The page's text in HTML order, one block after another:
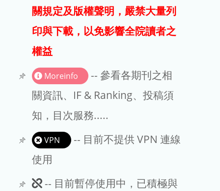
試用
文章處理費
EndNote
關規定及版權聲明，嚴禁大量列
印與下載，以免影響全院讀者之
權益
Moreinfo
-- 參看各期刊之相
關資訊、IF & Ranking、投稿須
知，目次服務.....
VPN
-- 目前不提供 VPN 連線
使用
此
-- 目前暫停使用中，已積極與